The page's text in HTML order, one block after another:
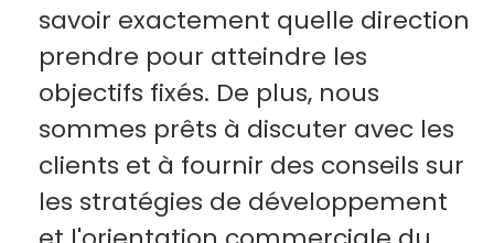
savoir exactement quelle direction
prendre pour atteindre les
objectifs fixés. De plus, nous
sommes prêts à discuter avec les
clients et à fournir des conseils sur
les stratégies de développement